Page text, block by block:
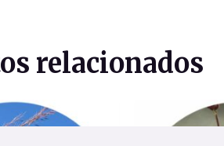
relacionados